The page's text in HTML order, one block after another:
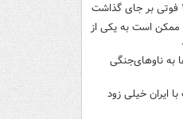
ممکن است به یکی از
به ناوهای‌جنگی
ایران خیلی زود